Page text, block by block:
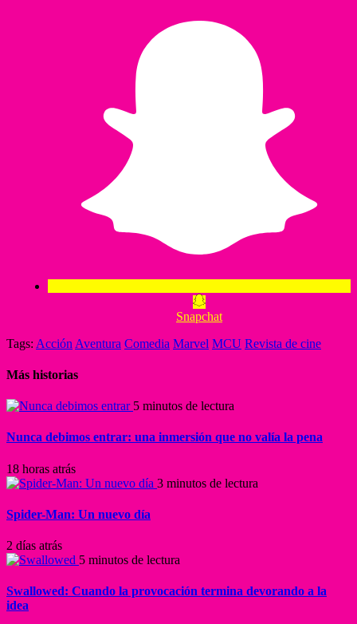
Snapchat
Tags: Acción Aventura Comedia Marvel MCU Revista de cine
Más historias
5 minutos de lectura
Nunca debimos entrar: una inmersión que no valía la pena
18 horas atrás
3 minutos de lectura
Spider-Man: Un nuevo día
2 días atrás
5 minutos de lectura
Swallowed: Cuando la provocación termina devorando a la
idea